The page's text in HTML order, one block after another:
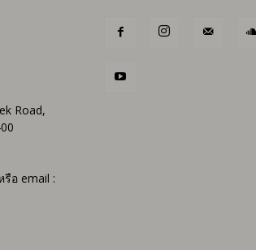
Road,
อ email :